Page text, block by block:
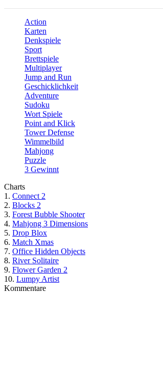
Action
Karten
Denkspiele
Sport
Brettspiele
Multiplayer
Jump and Run
Geschicklichkeit
Adventure
Sudoku
Wort Spiele
Point and Klick
Tower Defense
Wimmelbild
Mahjong
Puzzle
3 Gewinnt
Charts
1. Connect 2
2. Blocks 2
3. Forest Bubble Shooter
4. Mahjong 3 Dimensions
5. Drop Blox
6. Match Xmas
7. Office Hidden Objects
8. River Solitaire
9. Flower Garden 2
10. Lumpy Artist
Kommentare